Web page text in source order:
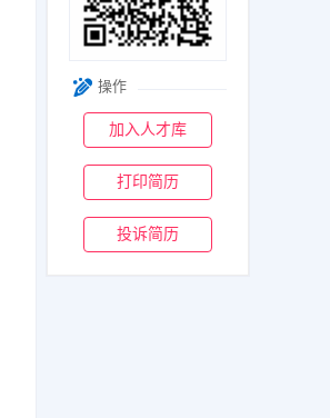
操作
加入人才库
打印简历
投诉简历